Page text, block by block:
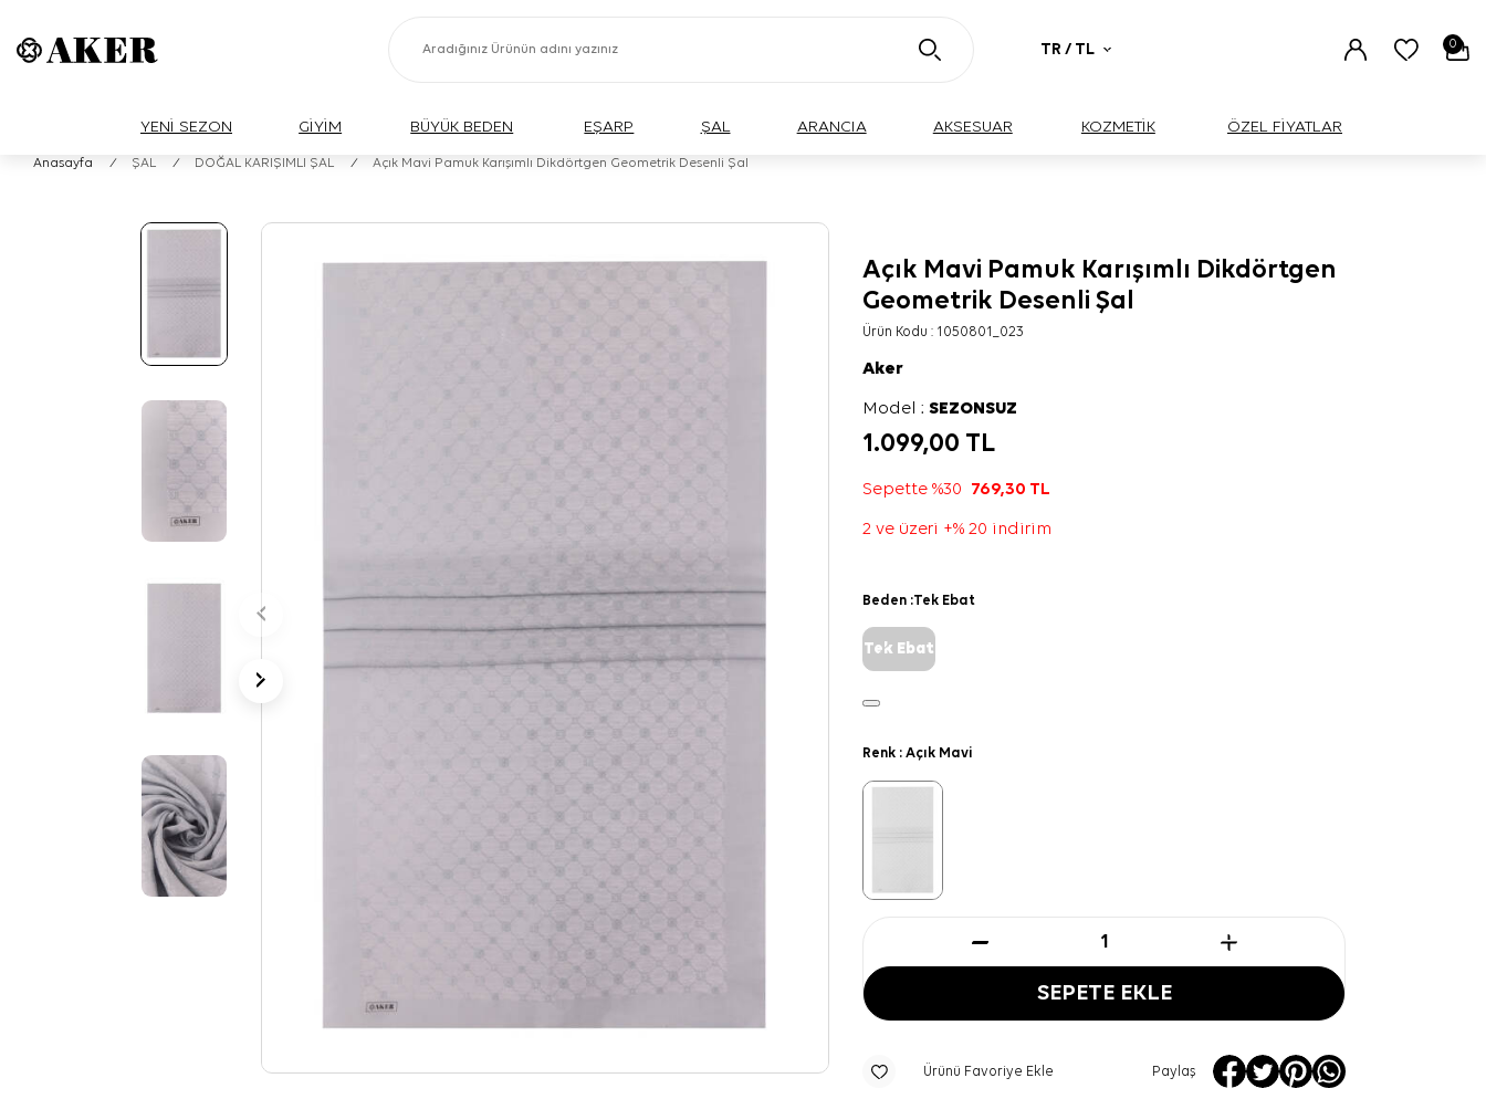
TR / TL 0
YENİ SEZON GİYİM BÜYÜK BEDEN EŞARP ŞAL ARANCIA AKSESUAR KOZMETİK ÖZEL FİYATLAR
Anasayfa / ŞAL / DOĞAL KARIŞIMLI ŞAL / Açık Mavi Pamuk Karışımlı Dikdörtgen Geometrik Desenli Şal
Açık Mavi Pamuk Karışımlı Dikdörtgen
Geometrik Desenli Şal
Ürün Kodu : 1050801_023
Aker
Model :SEZONSUZ
1.099,00 TL
Sepette %30 769,30 TL
2 ve üzeri +% 20 indirim
Beden :Tek Ebat
Tek Ebat
Renk :Açık Mavi
SEPETE EKLE
Ürünü Favoriye Ekle Paylaş